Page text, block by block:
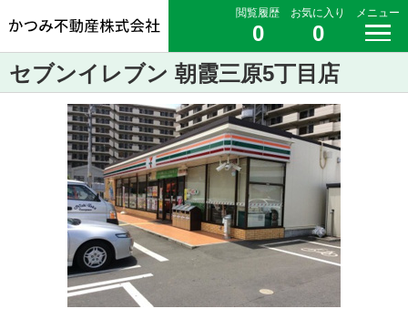
閲覧履歴
0
お気に入り
0
メニュー
セブンイレブン 朝霞三原5丁目店